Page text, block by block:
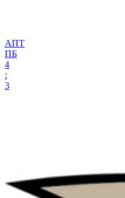
АПТ
ПБ
4
:
3